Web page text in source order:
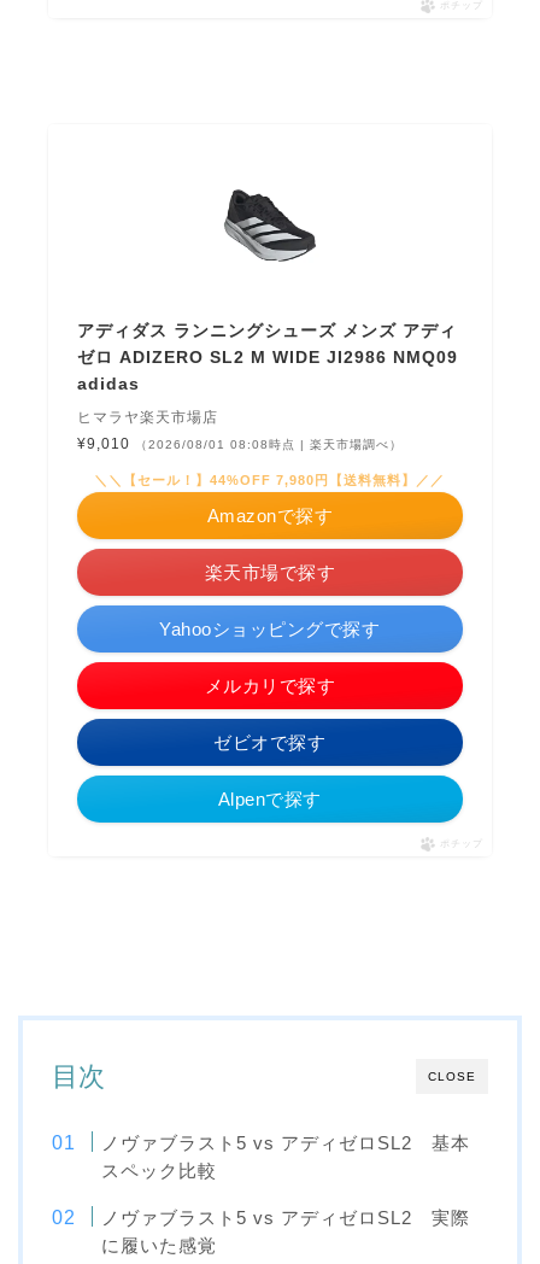
ポチップ
アディダス ランニングシューズ メンズ アディ
ゼロ ADIZERO SL2 M WIDE JI2986 NMQ09
adidas
ヒマラヤ楽天市場店
¥9,010
（2026/08/01 08:08時点 | 楽天市場調べ）
＼＼【セール！】44%OFF 7,980円【送料無料】／／
Amazonで探す
楽天市場で探す
Yahooショッピングで探す
メルカリで探す
ゼビオで探す
Alpenで探す
ポチップ
CLOSE
目次
ノヴァブラスト5 vs アディゼロSL2 基本
スペック比較
ノヴァブラスト5 vs アディゼロSL2 実際
に履いた感覚